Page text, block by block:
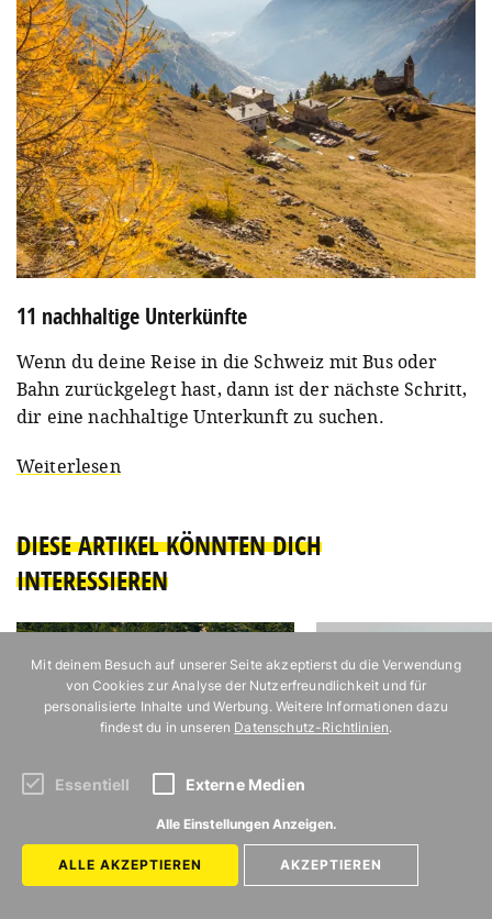
11 nachhaltige Unterkünfte
Wenn du deine Reise in die Schweiz mit Bus oder
Bahn zurückgelegt hast, dann ist der nächste Schritt,
dir eine nachhaltige Unterkunft zu suchen.
Weiterlesen
DIESE ARTIKEL KÖNNTEN DICH
INTERESSIEREN
Die schönste Art, die kroatische
Inselwelt zu entdecken
Hauptstadt-
Potsdamer Platz
Mit deinem Besuch auf unserer Seite akzeptierst du die Verwendung
von Cookies zur Analyse der Nutzerfreundlichkeit und für
personalisierte Inhalte und Werbung. Weitere Informationen dazu
findest du in unseren Datenschutz-Richtlinien.
Essentiell Externe Medien
Alle Einstellungen Anzeigen.
ALLE AKZEPTIEREN AKZEPTIEREN